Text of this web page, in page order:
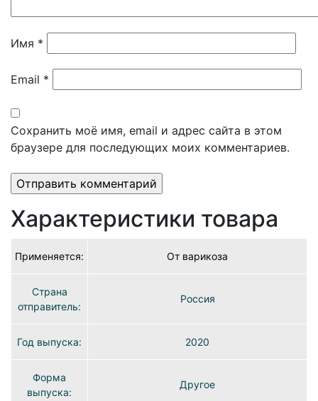
Имя *
Email *
Сохранить моё имя, email и адрес сайта в этом
браузере для последующих моих комментариев.
Характеристики товара
Применяется: От варикоза
Страна
отправитель:
Россия
Год выпуска: 2020
Форма
выпуска:
Другое